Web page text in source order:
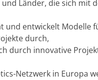
Länder, die sich mit
und entwickelt Modelle
durch,
durch innovative
Netzwerk in Europa